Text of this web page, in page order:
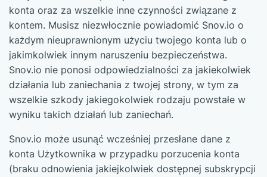
konta oraz za wszelkie inne czynności związane z
kontem. Musisz niezwłocznie powiadomić Snov.io o
każdym nieuprawnionym użyciu twojego konta lub o
jakimkolwiek innym naruszeniu bezpieczeństwa.
Snov.io nie ponosi odpowiedzialności za jakiekolwiek
działania lub zaniechania z twojej strony, w tym za
wszelkie szkody jakiegokolwiek rodzaju powstałe w
wyniku takich działań lub zaniechań.
Snov.io może usunąć wcześniej przesłane dane z
konta Użytkownika w przypadku porzucenia konta
(braku odnowienia jakiejkolwiek dostępnej subskrypcji